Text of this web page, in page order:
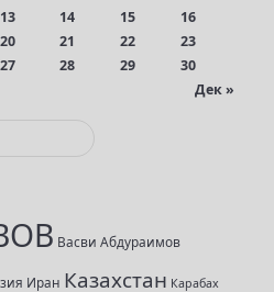
Дек »
13 14 15
16
20 21 22
23
27 28 29 30
Васви Абдураимов
Иран Казахстан Карабах